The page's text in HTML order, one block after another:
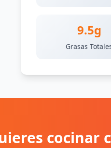
9.5g
Grasas
cocinar